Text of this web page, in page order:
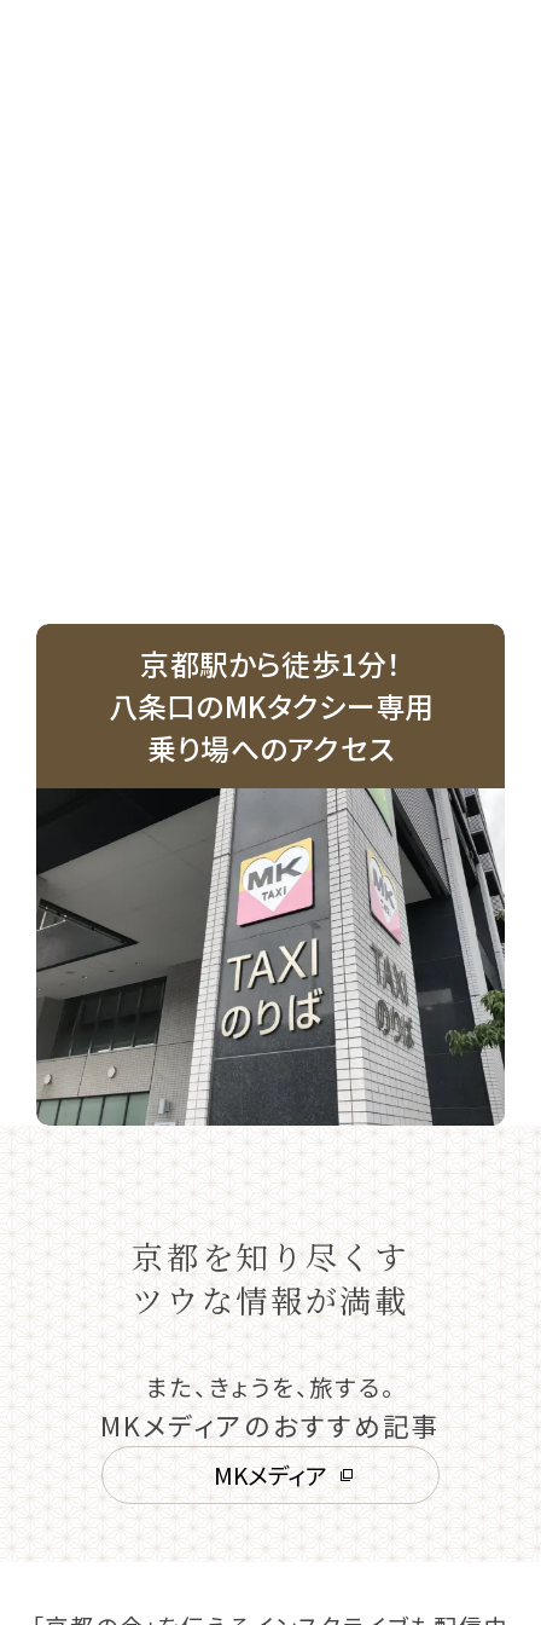
京都駅から徒歩1分！
八条口のMKタクシー専用
乗り場へのアクセス
京都を知り尽くす
ツウな情報が満載
また、きょうを、旅する。
MKメディアのおすすめ記事
MKメディア